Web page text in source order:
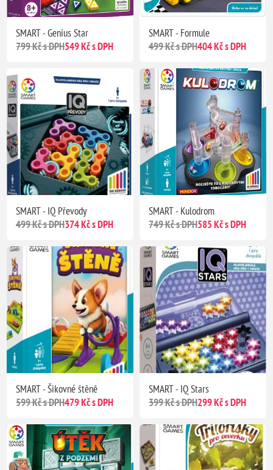
SMART - Genius Star
799 Kč s DPH549 Kč s DPH
SMART - Formule
499 Kč s DPH404 Kč s DPH
SMART - IQ Převody
499 Kč s DPH374 Kč s DPH
SMART - Kulodrom
749 Kč s DPH585 Kč s DPH
SMART - Šikovné štěně
599 Kč s DPH479 Kč s DPH
SMART - IQ Stars
399 Kč s DPH299 Kč s DPH